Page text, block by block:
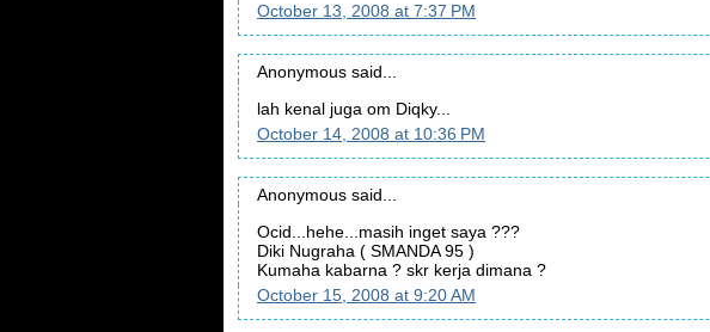
October 13, 2008 at 7:37 PM
Anonymous said...
lah kenal juga om Diqky...
October 14, 2008 at 10:36 PM
Anonymous said...
Ocid...hehe...masih inget saya ???
Diki Nugraha ( SMANDA 95 )
Kumaha kabarna ? skr kerja dimana ?
October 15, 2008 at 9:20 AM